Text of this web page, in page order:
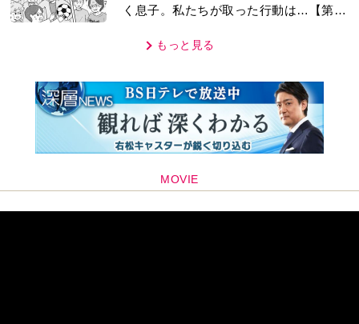
く息子。私たちが取った行動は…【第3
もっと見る
MOVIE